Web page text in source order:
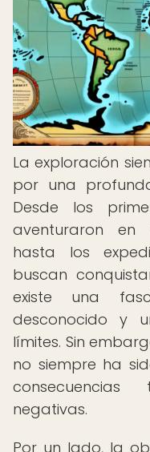
La exploración
por una
Desde los
aventuraron en
hasta los
buscan
existe una
desconocido y
límites. Sin
no siempre ha
negativas.
Por un lado, la